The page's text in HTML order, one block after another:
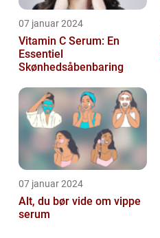
07 januar 2024
Vitamin C Serum: En
Essentiel
Skønhedsåbenbaring
07 januar 2024
Alt, du bør vide om vippe
serum